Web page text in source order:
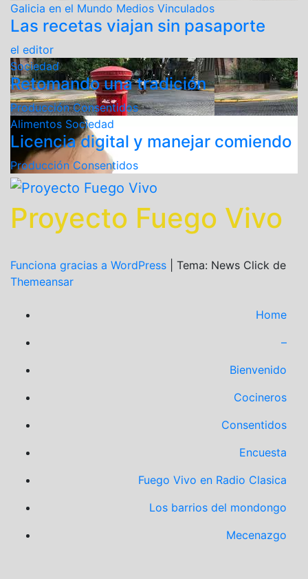
Galicia en el Mundo Medios Vinculados
Las recetas viajan sin pasaporte
el editor
Sociedad
Retomando una tradición
Producción Consentidos
Alimentos Sociedad
Licencia digital y manejar comiendo
Producción Consentidos
Proyecto Fuego Vivo
Funciona gracias a WordPress
Tema: News Click de
Themeansar
Home
–
Bienvenido
Cocineros
Consentidos
Encuesta
Fuego Vivo en Radio Clasica
Los barrios del mondongo
Mecenazgo